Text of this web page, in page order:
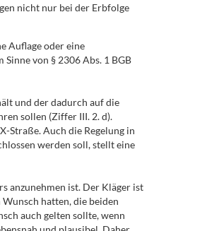
nicht nur bei der Erbfolge
Auflage oder eine
von § 2306 Abs. 1 BGB
und der dadurch auf die
sollen (Ziffer III. 2. d).
Straße. Auch die Regelung in
werden soll, stellt eine
anzunehmen ist. Der Kläger ist
hatten, die beiden
auch gelten sollte, wenn